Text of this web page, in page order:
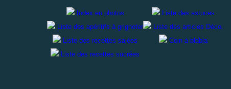
Index en photos
Liste des astuces
Liste des apéritifs à grignoter
Liste des articles Déco.
Liste des recettes salées
Coin à blabla
Liste des recettes sucrées